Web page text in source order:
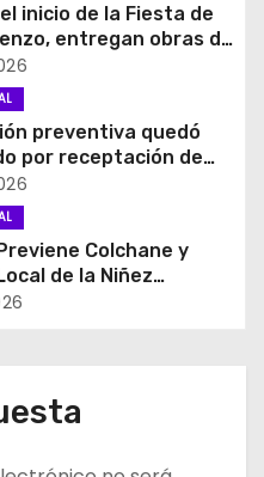
inicio de la Fiesta de
entregan obras de
para resguardar su
campanario
preventiva quedó
por receptación de
avaluados en $1.600
Colchane y
de la Niñez
el buen uso del